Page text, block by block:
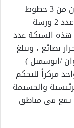
وجدير بالذكر أن شبكة القطار السريع تتكون من 3 خطوط
بإجمالى 2000 كم وعدد 60 محطة بإجمالي عدد 2 ورشة
هذه الشبكة عدد
سريع و94 قطار إقليمى وعدد 41 جرار بضائع ، ويبلغ
/ابوسمبل )
وعدد واحد مركزاً للتحكم
والجسيمة
تقع في مناطق